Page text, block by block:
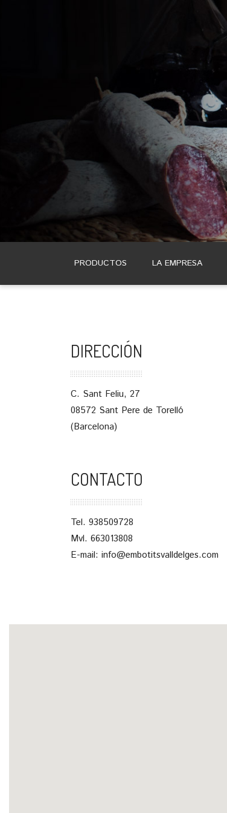
PRODUCTOS LA EMPRESA
DIRECCIÓN
C. Sant Feliu, 27
08572 Sant Pere de Torelló
(Barcelona)
CONTACTO
Tel. 938509728
Mvl. 663013808
E-mail: info@embotitsvalldelges.com